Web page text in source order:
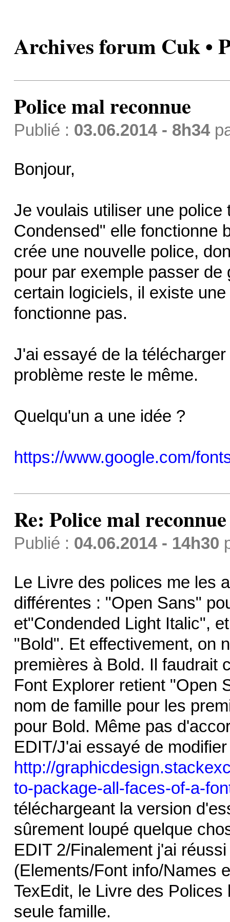
Archives forum Cuk •
Police mal reconnue
Publié : 03.06.2014 - 8h34
Bonjour,
Je voulais utiliser une
Condensed" elle fonctionne
crée une nouvelle police,
pour par exemple passer
certain logiciels, il existe
fonctionne pas.
J'ai essayé de la
problème reste le même.
Quelqu'un a une idée ?
https://www.google.com/
Re: Police mal reconnue
Publié : 04.06.2014 - 14h30
Le Livre des polices me les
différentes : "Open Sans"
et"Condended Light Italic",
"Bold". Et effectivement, on
premières à Bold. Il faudrait
Font Explorer retient "Open
nom de famille pour les
pour Bold. Même pas
EDIT/J'ai essayé de
http://
to-package-all-faces-of-a-
téléchargeant la version
sûrement loupé quelque
EDIT 2/Finalement j'ai
(Elements/Font info/Names
TexEdit, le Livre des
seule famille.